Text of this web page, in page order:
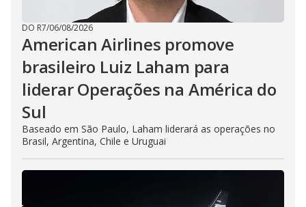
DO R7/06/08/2026
American Airlines promove
brasileiro Luiz Laham para
liderar Operações na América do
Sul
Baseado em São Paulo, Laham liderará as operações no
Brasil, Argentina, Chile e Uruguai